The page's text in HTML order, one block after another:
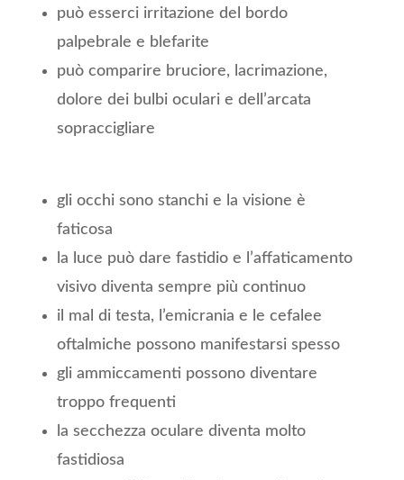
può esserci irritazione del bordo
palpebrale e blefarite
può comparire bruciore, lacrimazione,
dolore dei bulbi oculari e dell’arcata
sopraccigliare
gli occhi sono stanchi e la visione è
faticosa
la luce può dare fastidio e l’affaticamento
visivo diventa sempre più continuo
il mal di testa, l’emicrania e le cefalee
oftalmiche possono manifestarsi spesso
gli ammiccamenti possono diventare
troppo frequenti
la secchezza oculare diventa molto
fastidiosa